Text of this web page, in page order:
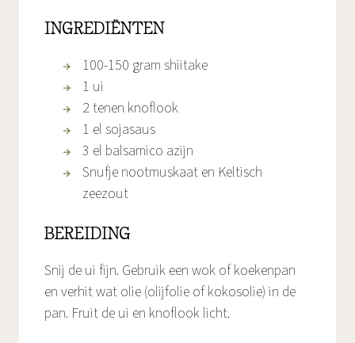
INGREDIËNTEN
100-150 gram shiitake
1 ui
2 tenen knoflook
1 el sojasaus
3 el balsamico azijn
Snufje nootmuskaat en Keltisch
zeezout
BEREIDING
Snij de ui fijn. Gebruik een wok of koekenpan
en verhit wat olie (olijfolie of kokosolie) in de
pan. Fruit de ui en knoflook licht.